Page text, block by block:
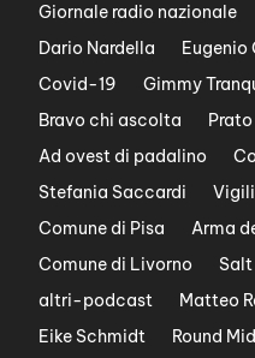
Giornale radio nazionale
Dario Nardella
Eugenio
Covid-19
Gimmy
Bravo chi ascolta
Prato
Ad ovest di padalino
Stefania Saccardi
Comune di Pisa
Arma
Comune di Livorno
altri-podcast
Matteo
Eike Schmidt
Round